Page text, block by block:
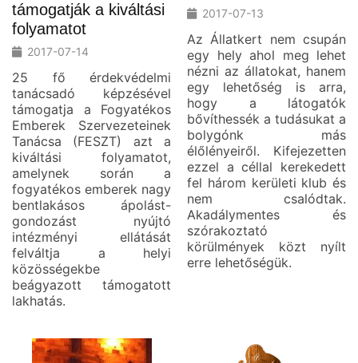
támogatják a kiváltási
folyamatot
2017-07-14
25 fő érdekvédelmi
tanácsadó képzésével
támogatja a Fogyatékos
Emberek Szervezeteinek
Tanácsa (FESZT) azt a
kiváltási folyamatot,
amelynek során a
fogyatékos emberek nagy
bentlakásos ápolást-
gondozást nyújtó
intézményi ellátását
felváltja a helyi
közösségekbe
beágyazott támogatott
lakhatás.
2017-07-13
Az Állatkert nem csupán
egy hely ahol meg lehet
nézni az állatokat, hanem
egy lehetőség is arra,
hogy a látogatók
bővíthessék a tudásukat a
bolygónk más
élőlényeiről. Kifejezetten
ezzel a céllal kerekedett
fel három kerületi klub és
nem csalódtak.
Akadálymentes és
szórakoztató
körülmények közt nyílt
erre lehetőségük.